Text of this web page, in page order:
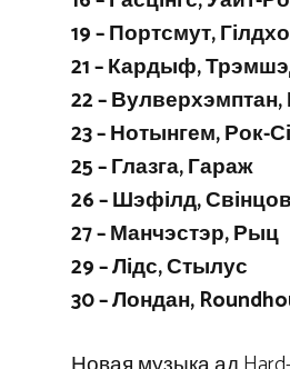
19 – Портсмут,
21 – Кардыф,
22 –
23 – Нотынгем, Рок-
25 – Глазга, Гараж
26 – Шэфілд,
27 – Манчэстэр, Рыц
29 – Лідс, Стылус
30 – Лондан,